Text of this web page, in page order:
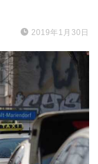
2019年1月30日